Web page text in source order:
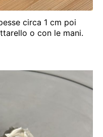
circa 1 cm poi
o con le mani.